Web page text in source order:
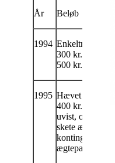
År Beløb
1994 Enkeltmedlem
300 kr. ægtepar
500 kr.
1995 Hævet fra 300 til
400 kr. Det er
uvist, om der
skete ændring af
kontingentet for
ægtepar).